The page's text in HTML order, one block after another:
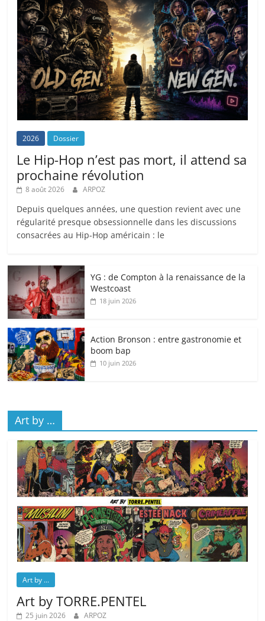
2026 Dossier
Le Hip-Hop n’est pas mort, il attend sa
prochaine révolution
8 août 2026 ARPOZ
Depuis quelques années, une question revient avec une
régularité presque obsessionnelle dans les discussions
consacrées au Hip-Hop américain : le
YG : de Compton à la renaissance de la
Westcoast
18 juin 2026
Action Bronson : entre gastronomie et
boom bap
10 juin 2026
Art by …
Art by ...
Art by TORRE.PENTEL
25 juin 2026 ARPOZ